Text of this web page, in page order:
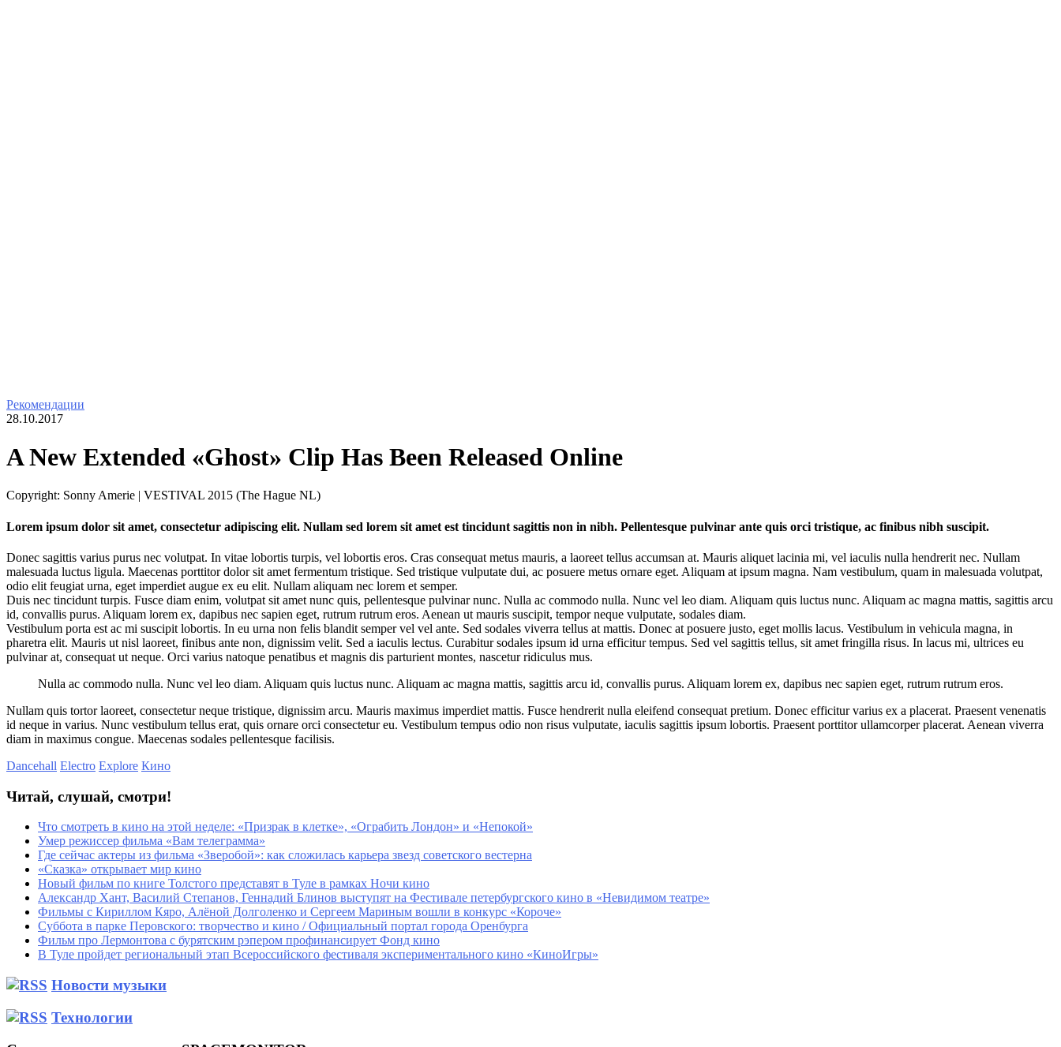
Рекомендации
28.10.2017
A New Extended «Ghost» Clip Has Been Released Online
Copyright: Sonny Amerie | VESTIVAL 2015 (The Hague NL)
Lorem ipsum dolor sit amet, consectetur adipiscing elit. Nullam sed lorem sit amet est tincidunt sagittis non in nibh. Pellentesque pulvinar ante quis orci tristique, ac finibus nibh suscipit.
Donec sagittis varius purus nec volutpat. In vitae lobortis turpis, vel lobortis eros. Cras consequat metus mauris, a laoreet tellus accumsan at. Mauris aliquet lacinia mi, vel iaculis nulla hendrerit nec. Nullam
malesuada luctus ligula. Maecenas porttitor dolor sit amet fermentum tristique. Sed tristique vulputate dui, ac posuere metus ornare eget. Aliquam at ipsum magna. Nam vestibulum, quam in malesuada volutpat,
odio elit feugiat urna, eget imperdiet augue ex eu elit. Nullam aliquam nec lorem et semper.
Duis nec tincidunt turpis. Fusce diam enim, volutpat sit amet nunc quis, pellentesque pulvinar nunc. Nulla ac commodo nulla. Nunc vel leo diam. Aliquam quis luctus nunc. Aliquam ac magna mattis, sagittis arcu
id, convallis purus. Aliquam lorem ex, dapibus nec sapien eget, rutrum rutrum eros. Aenean ut mauris suscipit, tempor neque vulputate, sodales diam.
Vestibulum porta est ac mi suscipit lobortis. In eu urna non felis blandit semper vel vel ante. Sed sodales viverra tellus at mattis. Donec at posuere justo, eget mollis lacus. Vestibulum in vehicula magna, in
pharetra elit. Mauris ut nisl laoreet, finibus ante non, dignissim velit. Sed a iaculis lectus. Curabitur sodales ipsum id urna efficitur tempus. Sed vel sagittis tellus, sit amet fringilla risus. In lacus mi, ultrices eu
pulvinar at, consequat ut neque. Orci varius natoque penatibus et magnis dis parturient montes, nascetur ridiculus mus.
Nulla ac commodo nulla. Nunc vel leo diam. Aliquam quis luctus nunc. Aliquam ac magna mattis, sagittis arcu id, convallis purus. Aliquam lorem ex, dapibus nec sapien eget, rutrum rutrum eros.
Nullam quis tortor laoreet, consectetur neque tristique, dignissim arcu. Mauris maximus imperdiet mattis. Fusce hendrerit nulla eleifend consequat pretium. Donec efficitur varius ex a placerat. Praesent venenatis
id neque in varius. Nunc vestibulum tellus erat, quis ornare orci consectetur eu. Vestibulum tempus odio non risus vulputate, iaculis sagittis ipsum lobortis. Praesent porttitor ullamcorper placerat. Aenean viverra
diam in maximus congue. Maecenas sodales pellentesque facilisis.
Dancehall Electro Explore Кино
Читай, слушай, смотри!
Что смотреть в кино на этой неделе: «Призрак в клетке», «Ограбить Лондон» и «Непокой»
Умер режиссер фильма «Вам телеграмма»
Где сейчас актеры из фильма «Зверобой»: как сложилась карьера звезд советского вестерна
«Сказка» открывает мир кино
Новый фильм по книге Толстого представят в Туле в рамках Ночи кино
Александр Хант, Василий Степанов, Геннадий Блинов выступят на Фестивале петербургского кино в «Невидимом театре»
Фильмы с Кириллом Кяро, Алёной Долголенко и Сергеем Мариным вошли в конкурс «Короче»
Суббота в парке Перовского: творчество и кино / Официальный портал города Оренбурга
Фильм про Лермонтова с бурятским рэпером профинансирует Фонд кино
В Туле пройдет региональный этап Всероссийского фестиваля экспериментального кино «КиноИгры»
Новости музыки
Технологии